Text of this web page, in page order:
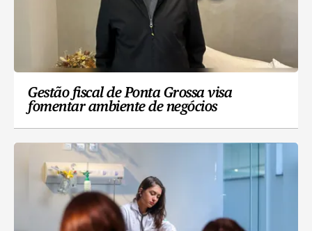
Gestão fiscal de Ponta Grossa visa
fomentar ambiente de negócios